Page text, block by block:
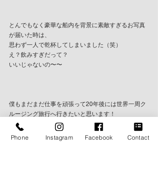
とんでもなく豪華な船内を背景に素敵すぎるお写真
が届いた時は、
思わず一人で乾杯してしまいました（笑）
え？飲みすぎだって？
いいじゃないの〜〜
僕もまだまだ仕事を頑張って20年後には世界一周ク
ルージング旅行へ行きたいと思います！
BLOG
Phone Instagram Facebook Contact